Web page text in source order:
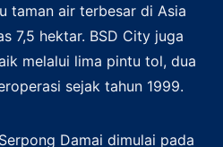
taman air terbesar di Asia
7,5 hektar. BSD City juga
melalui lima pintu tol, dua
sejak tahun 1999.
Damai dimulai pada